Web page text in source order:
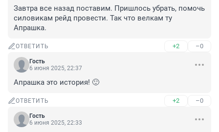
Завтра все назад поставим. Пришлось убрать, помочь
силовикам рейд провести. Так что велкам ту
Апрашка.
ОТВЕТИТЬ +2 –0
Гость
6 июня 2025, 22:37
Апрашка это история! 🙂
ОТВЕТИТЬ +2 –0
Гость
6 июня 2025, 22:33